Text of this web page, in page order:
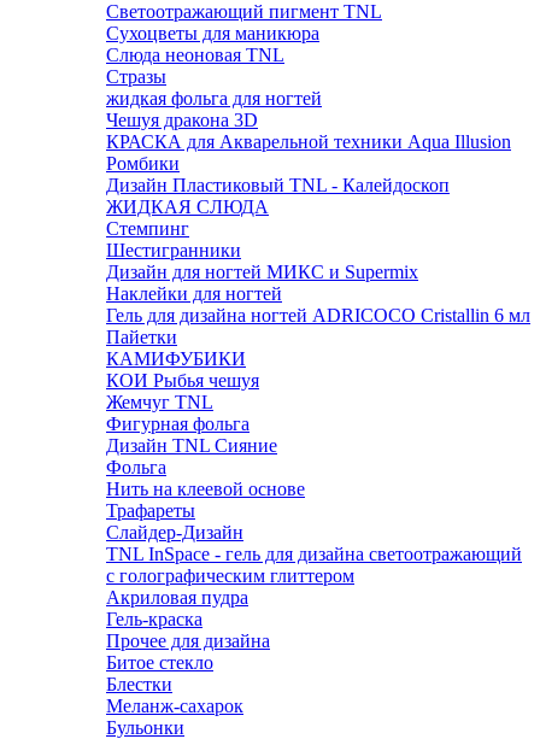
Светоотражающий пигмент TNL
Сухоцветы для маникюра
Слюда неоновая TNL
Стразы
жидкая фольга для ногтей
Чешуя дракона 3D
КРАСКА для Акварельной техники Aqua Illusion
Ромбики
Дизайн Пластиковый TNL - Калейдоскоп
ЖИДКАЯ СЛЮДА
Стемпинг
Шестигранники
Дизайн для ногтей МИКС и Supermix
Наклейки для ногтей
Гель для дизайна ногтей ADRICOCO Cristallin 6 мл
Пайетки
КАМИФУБИКИ
КОИ Рыбья чешуя
Жемчуг TNL
Фигурная фольга
Дизайн TNL Сияние
Фольга
Нить на клеевой основе
Трафареты
Слайдер-Дизайн
TNL InSpace - гель для дизайна светоотражающий
с голографическим глиттером
Акриловая пудра
Гель-краска
Прочее для дизайна
Битое стекло
Блестки
Меланж-сахарок
Бульонки